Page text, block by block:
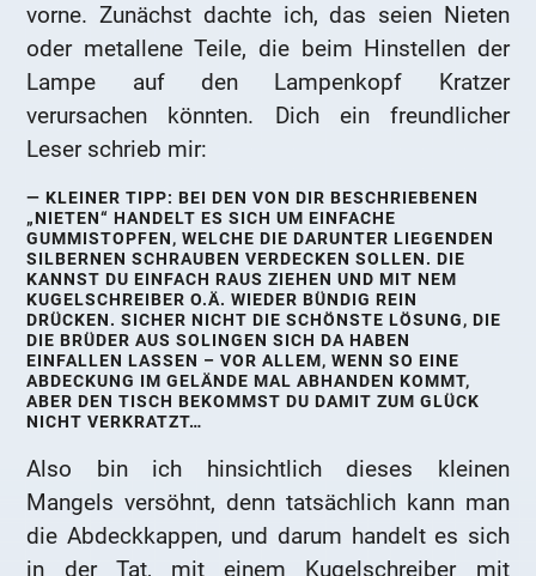
vorne. Zunächst dachte ich, das seien Nieten
oder metallene Teile, die beim Hinstellen der
Lampe auf den Lampenkopf Kratzer
verursachen könnten. Dich ein freundlicher
Leser schrieb mir:
KLEINER TIPP: BEI DEN VON DIR BESCHRIEBENEN
„NIETEN“ HANDELT ES SICH UM EINFACHE
GUMMISTOPFEN, WELCHE DIE DARUNTER LIEGENDEN
SILBERNEN SCHRAUBEN VERDECKEN SOLLEN. DIE
KANNST DU EINFACH RAUS ZIEHEN UND MIT NEM
KUGELSCHREIBER O.Ä. WIEDER BÜNDIG REIN
DRÜCKEN. SICHER NICHT DIE SCHÖNSTE LÖSUNG, DIE
DIE BRÜDER AUS SOLINGEN SICH DA HABEN
EINFALLEN LASSEN – VOR ALLEM, WENN SO EINE
ABDECKUNG IM GELÄNDE MAL ABHANDEN KOMMT,
ABER DEN TISCH BEKOMMST DU DAMIT ZUM GLÜCK
NICHT VERKRATZT…
Also bin ich hinsichtlich dieses kleinen
Mangels versöhnt, denn tatsächlich kann man
die Abdeckkappen, und darum handelt es sich
in der Tat, mit einem Kugelschreiber mit